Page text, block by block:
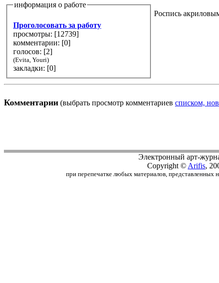
информация о работе
Проголосовать за работу
просмотры: [12739]
комментарии: [0]
голосов: [2]
(Evita, Youri)
закладки: [0]
Роспись
Комментарии (выбрать просмотр комментариев списком,
Электронный арт-
Copyright © Arifis,
при перепечатке любых материалов, представленных